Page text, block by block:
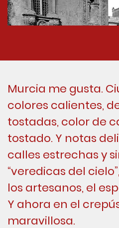
Murcia me gusta.
colores calientes,
tostadas, color de
tostado. Y notas
calles estrechas y
“veredicas del
los artesanos, el
Y ahora en el
maravillosa.